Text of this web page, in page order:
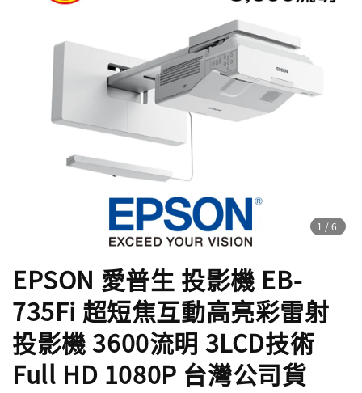
1 /6
EPSON 愛普生 投影機 EB-
735Fi 超短焦互動高亮彩雷射
投影機 3600流明 3LCD技術
Full HD 1080P 台灣公司貨